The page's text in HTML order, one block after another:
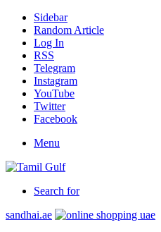
Sidebar
Random Article
Log In
RSS
Telegram
Instagram
YouTube
Twitter
Facebook
Menu
Search for
sandhai.ae